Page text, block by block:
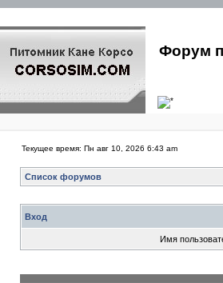
Форум
Текущее время: Пн авг 10, 2026 6:43 am
Список форумов
Вход
Имя